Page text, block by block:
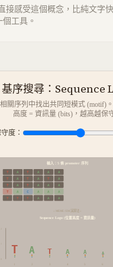
接感受這個概念，比純文字
工具。
基序搜尋：Sequence
關序列中找出共同短模式 (motif)
高度 = 資訊量 (bits)，越高越保
度：
輸入：5 條 promoter 序列
T A T A A A
T A T A T A
T A T A A A
T A C A A A
T T T A A A
↓ MEME / EM 演算法 ↓
Sequence Logo (位置高度 = 資訊量)
ACG
T
CGT
A
ACG
T
CGT
A
4
CGT
A
CGTA
6